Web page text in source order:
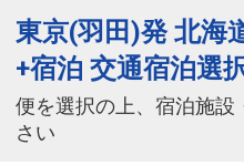
東京(羽田)発 北海
+宿泊 交通宿泊選
便を選択の上、宿泊施設
さい